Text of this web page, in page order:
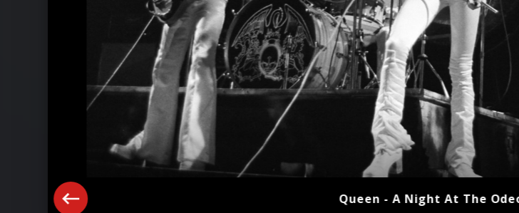
Ähnliche Künstler wie Queen
Queen - A Night At The